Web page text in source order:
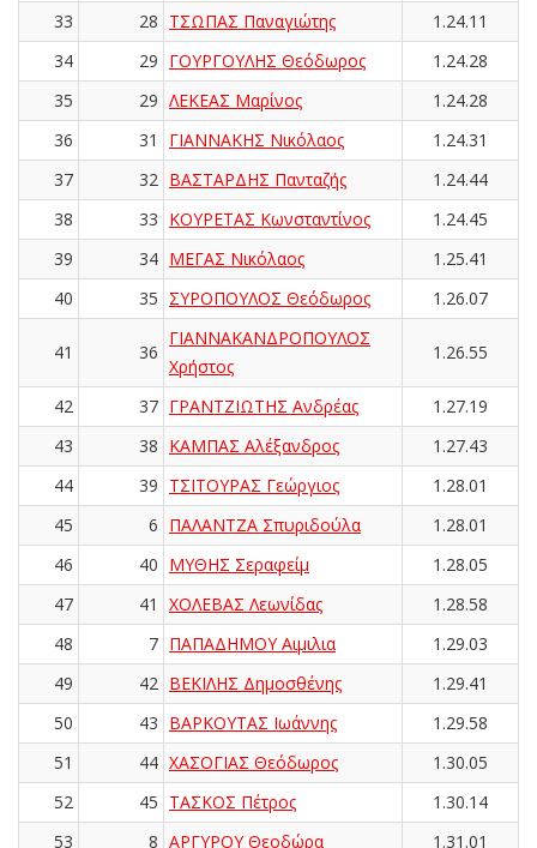
33
28 ΤΣΩΠΑΣ Παναγιώτης
1.24.11
34
29 ΓΟΥΡΓΟΥΛΗΣ Θεόδωρος
1.24.28
35
29 ΛΕΚΕΑΣ Μαρίνος
1.24.28
36
31 ΓΙΑΝΝΑΚΗΣ Νικόλαος
1.24.31
37
32 ΒΑΣΤΑΡΔΗΣ Πανταζής
1.24.44
38
33 ΚΟΥΡΕΤΑΣ Κωνσταντίνος
1.24.45
39
34 ΜΕΓΑΣ Νικόλαος
1.25.41
40
35 ΣΥΡΟΠΟΥΛΟΣ Θεόδωρος 1.26.07
41 36
ΓΙΑΝΝΑΚΑΝΔΡΟΠΟΥΛΟΣ
Χρήστος
1.26.55
42 37 ΓΡΑΝΤΖΙΩΤΗΣ Ανδρέας
1.27.19
43
38 ΚΑΜΠΑΣ Αλέξανδρος
1.27.43
44
39 ΤΣΙΤΟΥΡΑΣ Γεώργιος
1.28.01
45
6 ΠΑΛΑΝΤΖΑ Σπυριδούλα
1.28.01
46
40 ΜΥΘΗΣ Σεραφείμ
1.28.05
47
41 ΧΟΛΕΒΑΣ Λεωνίδας
1.28.58
48
7 ΠΑΠΑΔΗΜΟΥ Αιμιλια
1.29.03
49
42 ΒΕΚΙΛΗΣ Δημοσθένης
1.29.41
50
43 ΒΑΡΚΟΥΤΑΣ Ιωάννης
1.29.58
51
44 ΧΑΣΟΓΙΑΣ Θεόδωρος
1.30.05
52
45 ΤΑΣΚΟΣ Πέτρος
1.30.14
53
8 ΑΡΓΥΡΟΥ Θεοδώρα 1.31.01